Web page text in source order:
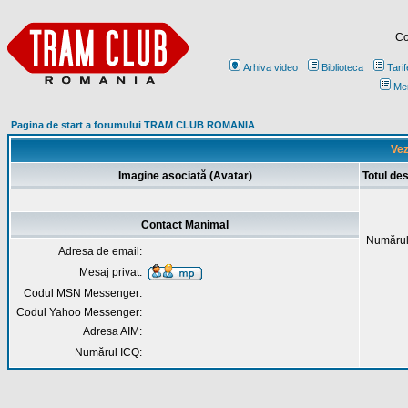
Arhiva video Biblioteca
Pagina de start a forumului TRAM CLUB ROMANIA
Imagine asociată (Avatar) Totul
Contact Manimal
Adresa de email:
Mesaj privat:
Codul MSN Messenger:
Codul Yahoo Messenger:
Adresa AIM:
Numărul ICQ: